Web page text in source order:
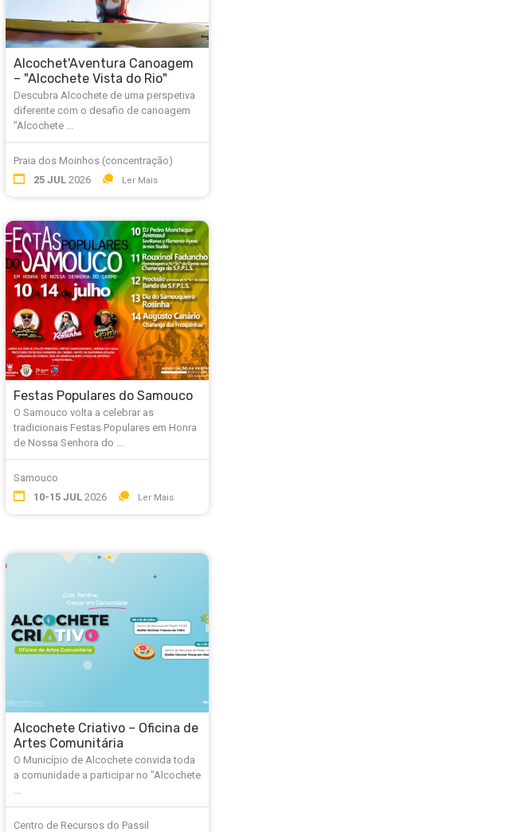
Alcochet'Aventura Canoagem
– "Alcochete Vista do Rio"
Descubra Alcochete de uma perspetiva
diferente com o desafio de canoagem
"Alcochete ...
Praia dos Moinhos (concentração)
25 JUL2026 Ler Mais
Festas Populares do Samouco
O Samouco volta a celebrar as
tradicionais Festas Populares em Honra
de Nossa Senhora do ...
Samouco
10-15 JUL2026 Ler Mais
Alcochete Criativo – Oficina de
Artes Comunitária
O Município de Alcochete convida toda
a comunidade a participar no "Alcochete
...
Centro de Recursos do Passil